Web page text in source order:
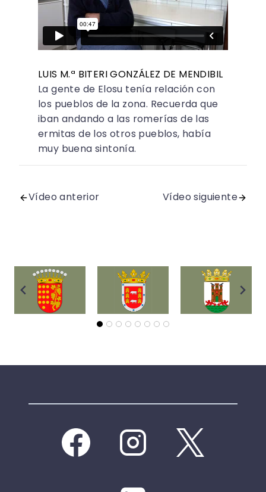
LUIS M.ª BITERI GONZÁLEZ DE MENDIBIL
La gente de Elosu tenía relación con
los pueblos de la zona. Recuerda que
iban andando a las romerías de las
ermitas de los otros pueblos, había
muy buena sintonía.
Vídeo anterior Vídeo siguiente